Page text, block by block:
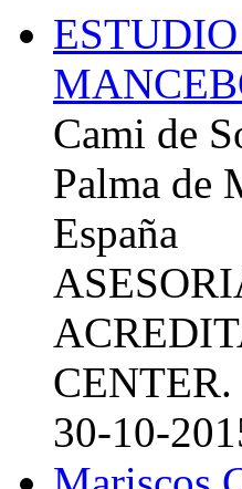
Cami de
Palma de
España
CENTER.
30-10-